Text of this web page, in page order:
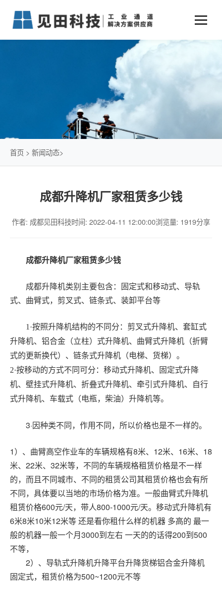
业务中心
仓储物流通道解决方案
智能立体库解决方案
简易升降机解决方案
新闻动态 +
传统仓储物流
石油化工行业
发展历程
首页 > 新闻动态>
成都升降机厂家租赁多少钱
作者: 成都见田科技时间: 2022-04-11 12:00:00浏览量: 1919分享
成都升降机厂家租赁多少钱
成都升降机类别主要包含：固定式和移动式、导轨
式、曲臂式，剪叉式、链条式、装卸平台等
1·按照升降机结构的不同分：剪叉式升降机、套缸式
升降机、铝合金（立柱）式升降机、曲臂式升降机（折臂
式的更新换代）、链条式升降机（电梯、货梯）。
2·按移动的方式不同可分：移动式升降机、固定式升降
机、壁挂式升降机、折叠式升降机、牵引式升降机、自行
式升降机、车载式（电瓶，柴油）升降机等。
3·因种类不同，作用不同，所以价格也是不一样的。
1）、曲臂高空作业车的车辆规格有8米、12米、16米、18
米、22米、32米等，不同的车辆规格租赁价格是不一样
的，而且不同城市、不同的租赁公司其租赁价格也会有所
不同，具体要以当地的市场价格为准。 一般曲臂式升降机
租赁价格600元/天，带人800-1000元/天。 移动式升降机有
6米8米10米12米等 还是看你租什么样的机器 多高的 最一
般的机器一般一个月3000到左右 一天的的话得200到500
不等，
2）、 导轨式升降机升降平台升降货梯铝合金升降机
固定式，租赁价格为500~1200元不等